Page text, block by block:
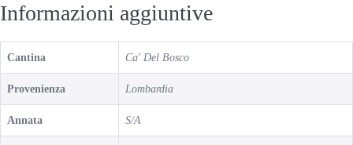
Informazioni aggiuntive
Cantina Ca' Del Bosco
Provenienza Lombardia
Annata S/A